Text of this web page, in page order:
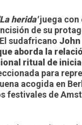
herida'juega con
de su
sudafricano
aborda la
ritual de
para
acogida en
festivales de